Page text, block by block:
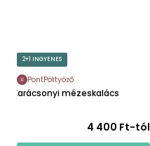
2+1 INGYENES
PontPöttyöző
Karácsonyi mézeskalács
4 400 Ft-tól